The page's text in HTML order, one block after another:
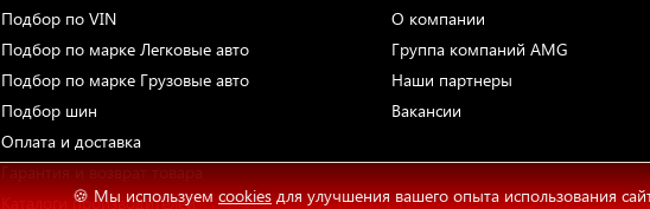
🍪 Мы используемcookiesдля улучшения вашего опыта использования
Подбор по VIN
Подбор по марке Легковые авто
Подбор по марке Грузовые авто
Подбор шин
Оплата и доставка
Гарантия и возврат товара
Каталогипроизводителей
О компании
Группа компаний AMG
Наши партнеры
Вакансии